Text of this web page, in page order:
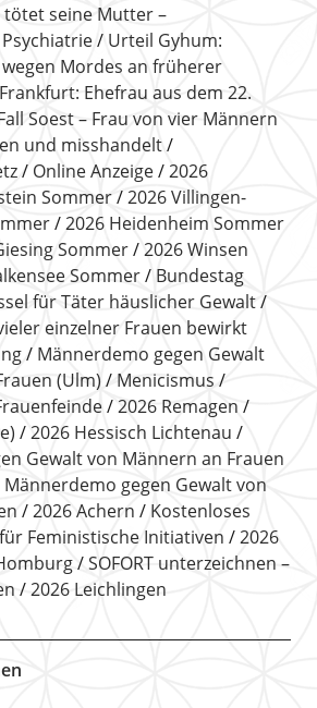
tötet seine Mutter –
Urteil Gyhum:
Mordes an früherer
Ehefrau aus dem 22.
Soest – Frau von vier Männern
und misshandelt
Online Anzeige
2026
Sommer
2026 Villingen-
2026 Heidenheim Sommer
Sommer
2026 Winsen
Sommer
Bundestag
für Täter häuslicher Gewalt
einzelner Frauen bewirkt
Männerdemo gegen Gewalt
(Ulm)
Menicismus
2026 Remagen
2026 Hessisch Lichtenau
Gewalt von Männern an Frauen
Männerdemo gegen Gewalt von
2026 Achern
Kostenloses
Feministische Initiativen
2026
SOFORT unterzeichnen –
2026 Leichlingen